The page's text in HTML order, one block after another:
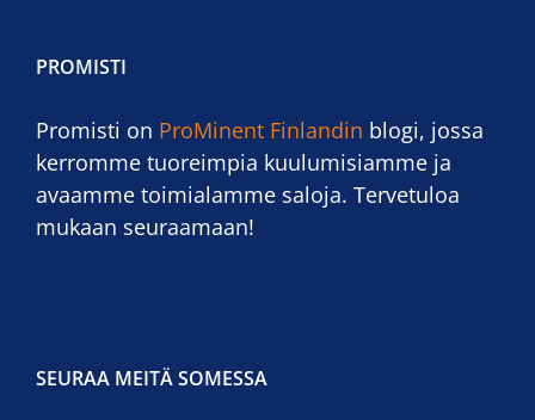
PROMISTI
Promisti on ProMinent Finlandin blogi, jossa
kerromme tuoreimpia kuulumisiamme ja
avaamme toimialamme saloja. Tervetuloa
mukaan seuraamaan!
SEURAA MEITÄ SOMESSA